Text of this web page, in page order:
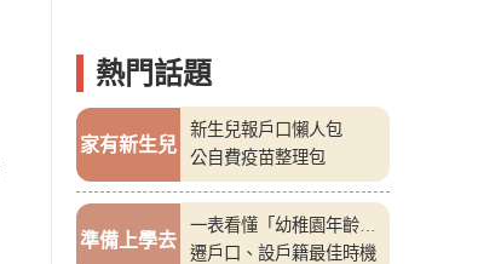
熱門話題
家有新生兒
新生兒報戶口懶人包
公自費疫苗整理包
準備上學去
一表看懂「幼稚園年齡
表」
遷戶口、設戶籍最佳時機